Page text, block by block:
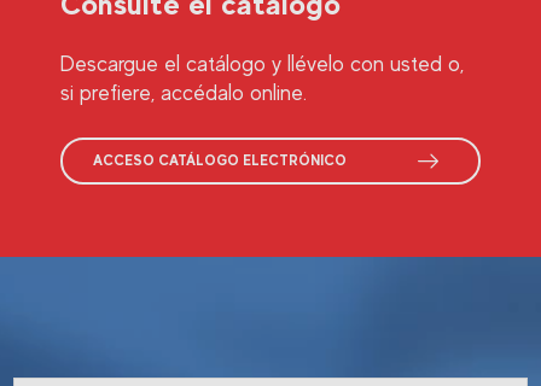
Descargue el catálogo y llévelo con usted o,
si prefiere, accédalo online.
ACCESO CATÁLOGO ELECTRÓNICO